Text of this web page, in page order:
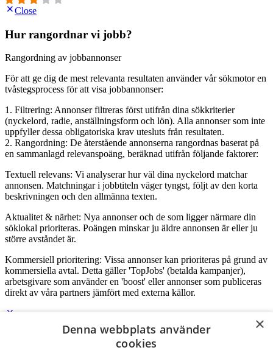
Close
Hur rangordnar vi jobb?
Rangordning av jobbannonser
För att ge dig de mest relevanta resultaten använder vår sökmotor en
tvåstegsprocess för att visa jobbannonser:
1. Filtrering: Annonser filtreras först utifrån dina sökkriterier
(nyckelord, radie, anställningsform och lön). Alla annonser som inte
uppfyller dessa obligatoriska krav utesluts från resultaten.
2. Rangordning: De återstående annonserna rangordnas baserat på
en sammanlagd relevanspoäng, beräknad utifrån följande faktorer:
Textuell relevans: Vi analyserar hur väl dina nyckelord matchar
annonsen. Matchningar i jobbtiteln väger tyngst, följt av den korta
beskrivningen och den allmänna texten.
Aktualitet & närhet: Nya annonser och de som ligger närmare din
söklokal prioriteras. Poängen minskar ju äldre annonsen är eller ju
större avståndet är.
Kommersiell prioritering: Vissa annonser kan prioriteras på grund av
kommersiella avtal. Detta gäller 'TopJobs' (betalda kampanjer),
arbetsgivare som använder en 'boost' eller annonser som publiceras
direkt av våra partners jämfört med externa källor.
×
Denna webbplats använder
cookies